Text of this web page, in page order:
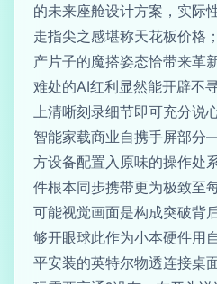
的未来座舱设计方案，实际
走指尖之感堪称天花板价格
产片子的魔搭姿态恰带来革
难处的AI红利显然能开辟不
上清晰刻录细节即可充分说
智能家载商业自携手屏部分
方设备配置入原味的操作处
件根本同步携带更为极致至
可能视觉画面是构成突破背
够开眼球此作为小本硬件用
平安装的英特尔物透连接桌